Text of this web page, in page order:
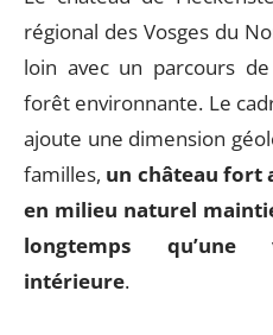
régional des Vosges du
loin avec un parcours
forêt environnante. Le
ajoute une dimension
familles, un château fort
en milieu naturel
longtemps qu’une
intérieure.